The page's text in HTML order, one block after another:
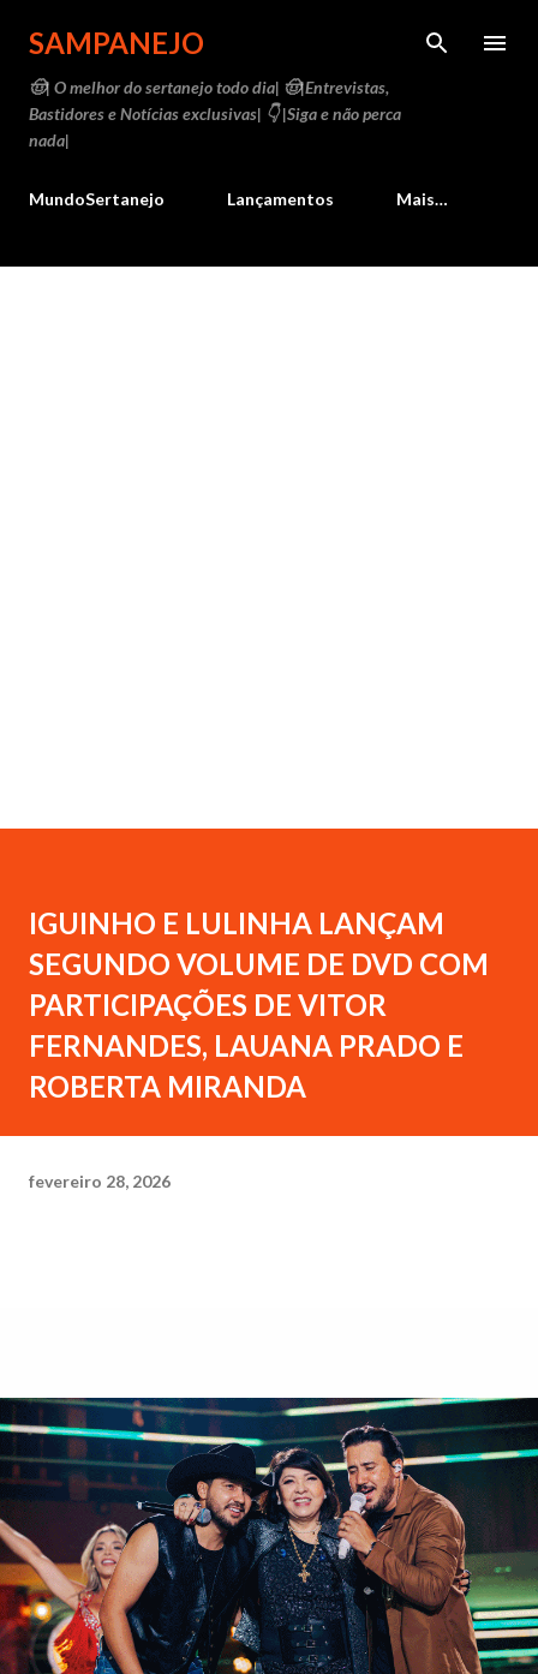
Pular para o conteúdo principal
SAMPANEJO
🤠| O melhor do sertanejo todo dia| 🤠|Entrevistas,
Bastidores e Notícias exclusivas| 👇 |Siga e não perca
nada|
MundoSertanejo Lançamentos Mais…
IGUINHO E LULINHA LANÇAM
SEGUNDO VOLUME DE DVD COM
PARTICIPAÇÕES DE VITOR
FERNANDES, LAUANA PRADO E
ROBERTA MIRANDA
fevereiro 28, 2026